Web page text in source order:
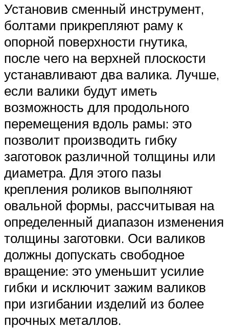
Установив сменный инструмент,
болтами прикрепляют раму к
опорной поверхности гнутика,
после чего на верхней плоскости
устанавливают два валика. Лучше,
если валики будут иметь
возможность для продольного
перемещения вдоль рамы: это
позволит производить гибку
заготовок различной толщины или
диаметра. Для этого пазы
крепления роликов выполняют
овальной формы, рассчитывая на
определенный диапазон изменения
толщины заготовки. Оси валиков
должны допускать свободное
вращение: это уменьшит усилие
гибки и исключит зажим валиков
при изгибании изделий из более
прочных металлов.